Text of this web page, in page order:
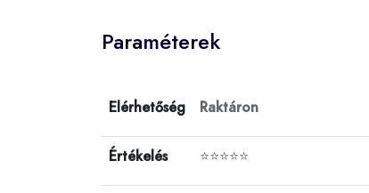
Paraméterek
Elérhetőség Raktáron
Értékelés ⭐⭐⭐⭐⭐